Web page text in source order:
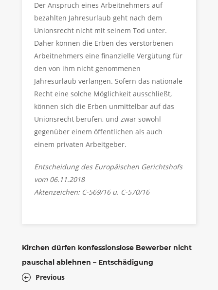
Der Anspruch eines Arbeitnehmers auf
bezahlten Jahresurlaub geht nach dem
Unionsrecht nicht mit seinem Tod unter.
Daher können die Erben des verstorbenen
Arbeitnehmers eine finanzielle Vergütung für
den von ihm nicht genommenen
Jahresurlaub verlangen. Sofern das nationale
Recht eine solche Möglichkeit ausschließt,
können sich die Erben unmittelbar auf das
Unionsrecht berufen, und zwar sowohl
gegenüber einem öffentlichen als auch
einem privaten Arbeitgeber.
Entscheidung des Europäischen Gerichtshofs
vom 06.11.2018
Aktenzeichen: C-569/16 u. C-570/16
Kirchen dürfen konfessionslose Bewerber nicht
pauschal ablehnen – Entschädigung
Previous